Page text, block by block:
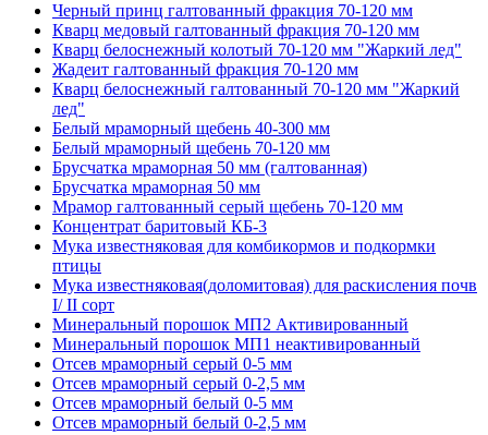
Черный принц галтованный фракция 70-120 мм
Кварц медовый галтованный фракция 70-120 мм
Кварц белоснежный колотый 70-120 мм "Жаркий лед"
Жадеит галтованный фракция 70-120 мм
Кварц белоснежный галтованный 70-120 мм "Жаркий
лед"
Белый мраморный щебень 40-300 мм
Белый мраморный щебень 70-120 мм
Брусчатка мраморная 50 мм (галтованная)
Брусчатка мраморная 50 мм
Мрамор галтованный серый щебень 70-120 мм
Концентрат баритовый КБ-3
Мука известняковая для комбикормов и подкормки
птицы
Мука известняковая(доломитовая) для раскисления почв
I/ II сорт
Минеральный порошок МП2 Активированный
Минеральный порошок МП1 неактивированный
Отсев мраморный серый 0-5 мм
Отсев мраморный серый 0-2,5 мм
Отсев мраморный белый 0-5 мм
Отсев мраморный белый 0-2,5 мм